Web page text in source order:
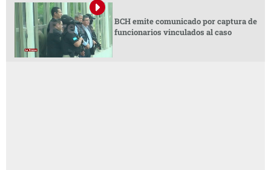
BCH emite comunicado por captura de
funcionarios vinculados al caso